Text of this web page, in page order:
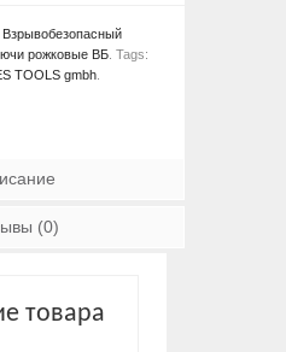
Взрывобезопасный
рожковые ВБ Tags:
TOOLS gmbh.
(0)
товара